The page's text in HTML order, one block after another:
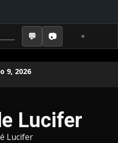
9, 2026
Lucifer
Lucifer